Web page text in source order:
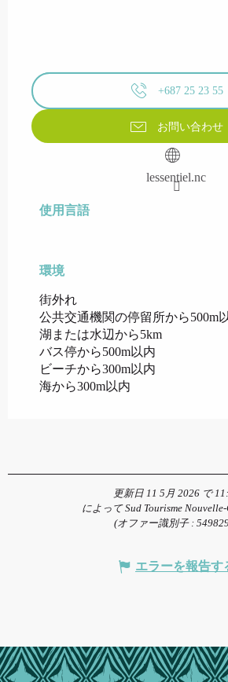
+687 25 23 55
お問い合わせ
lessentiel.nc
使用言語
使用言語
環境
環境
街外れ
公共交通機関の停留所から500m
湖または水辺から5km
バス停から500m以内
ビーチから300m以内
海から300m以内
更新日 11 5月 2026 で
によって Sud Tourisme
(オファー識別子 :
エラーを報告す